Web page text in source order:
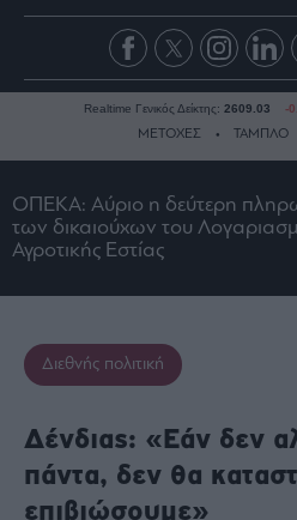
Ειδήσεις
Οικονομία
Business
Ναυτιλία
Πολιτική
Realtime Γενικός Δείκτης: 2609.03 -
ΜΕΤΟΧΕΣ ΤΑΜΠΛΟ
ΟΠΕΚΑ: Αύριο η δεύτερη
των δικαιούχων του
Αγροτικής Εστίας
Διεθνής πολιτική
Δένδιας: «Εάν δεν
πάντα, δεν θα
επιβιώσουμε»